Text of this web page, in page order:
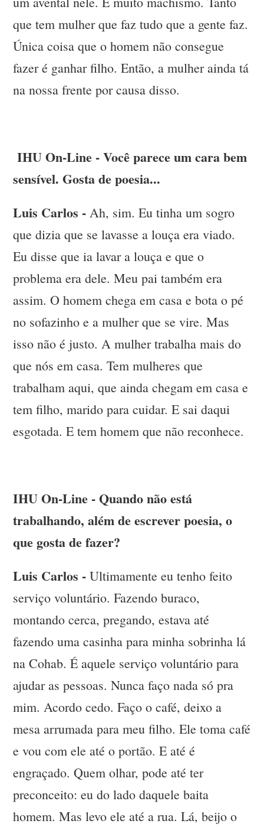
que tem mulher que faz tudo que a gente faz.
Única coisa que o homem não consegue
fazer é ganhar filho. Então, a mulher ainda tá
na nossa frente por causa disso.
IHU On-Line - Você parece um cara bem
sensível. Gosta de poesia...
Luis Carlos - Ah, sim. Eu tinha um sogro
que dizia que se lavasse a louça era viado.
Eu disse que ia lavar a louça e que o
problema era dele. Meu pai também era
assim. O homem chega em casa e bota o pé
no sofazinho e a mulher que se vire. Mas
isso não é justo. A mulher trabalha mais do
que nós em casa. Tem mulheres que
trabalham aqui, que ainda chegam em casa e
tem filho, marido para cuidar. E sai daqui
esgotada. E tem homem que não reconhece.
IHU On-Line - Quando não está
trabalhando, além de escrever poesia, o
que gosta de fazer?
Luis Carlos - Ultimamente eu tenho feito
serviço voluntário. Fazendo buraco,
montando cerca, pregando, estava até
fazendo uma casinha para minha sobrinha lá
na Cohab. É aquele serviço voluntário para
ajudar as pessoas. Nunca faço nada só pra
mim. Acordo cedo. Faço o café, deixo a
mesa arrumada para meu filho. Ele toma café
e vou com ele até o portão. E até é
engraçado. Quem olhar, pode até ter
preconceito: eu do lado daquele baita
homem. Mas levo ele até a rua. Lá, beijo o